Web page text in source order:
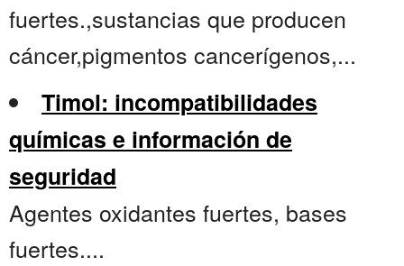
fuertes.,sustancias que producen
cáncer,pigmentos cancerígenos,...
Timol: incompatibilidades
químicas e información de
seguridad
Agentes oxidantes fuertes, bases
fuertes....